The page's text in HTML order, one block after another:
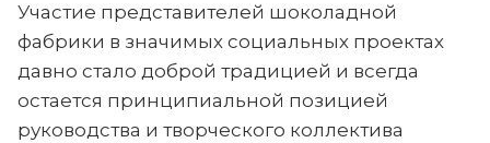
Участие представителей шоколадной
фабрики в значимых социальных проектах
давно стало доброй традицией и всегда
остается принципиальной позицией
руководства и творческого коллектива